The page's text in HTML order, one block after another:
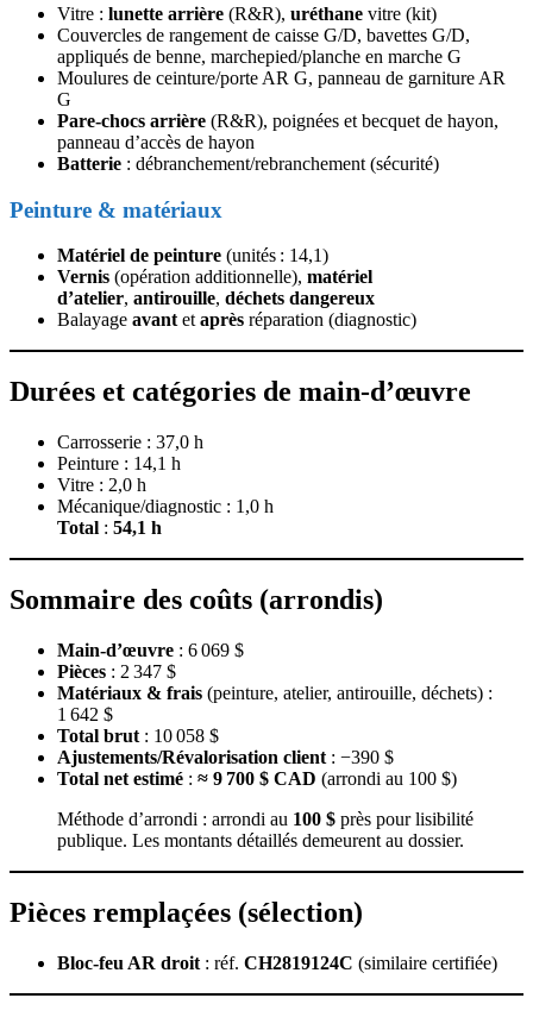
Vitre : lunette arrière (R&R), uréthane vitre (kit)
Couvercles de rangement de caisse G/D, bavettes G/D,
appliqués de benne, marchepied/planche en marche G
Moulures de ceinture/porte AR G, panneau de garniture AR
G
Pare‑chocs arrière (R&R), poignées et becquet de hayon,
panneau d’accès de hayon
Batterie : débranchement/rebranchement (sécurité)
Peinture & matériaux
Matériel de peinture (unités : 14,1)
Vernis (opération additionnelle), matériel
d’atelier, antirouille, déchets dangereux
Balayage avant et après réparation (diagnostic)
Durées et catégories de main‑d’œuvre
Carrosserie : 37,0 h
Peinture : 14,1 h
Vitre : 2,0 h
Mécanique/diagnostic : 1,0 h
Total : 54,1 h
Sommaire des coûts (arrondis)
Main‑d’œuvre : 6 069 $
Pièces : 2 347 $
Matériaux & frais (peinture, atelier, antirouille, déchets) :
1 642 $
Total brut : 10 058 $
Ajustements/Révalorisation client : −390 $
Total net estimé : ≈ 9 700 $ CAD (arrondi au 100 $)
Méthode d’arrondi : arrondi au 100 $ près pour lisibilité
publique. Les montants détaillés demeurent au dossier.
Pièces remplaçées (sélection)
Bloc‑feu AR droit : réf. CH2819124C (similaire certifiée)